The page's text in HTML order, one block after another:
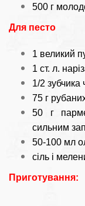
500 г
Для песто
1 великий
1 ст. л.
1/2 зубчика
75 г
50 г
сильним
50-100 мл
сіль і
Приготування: